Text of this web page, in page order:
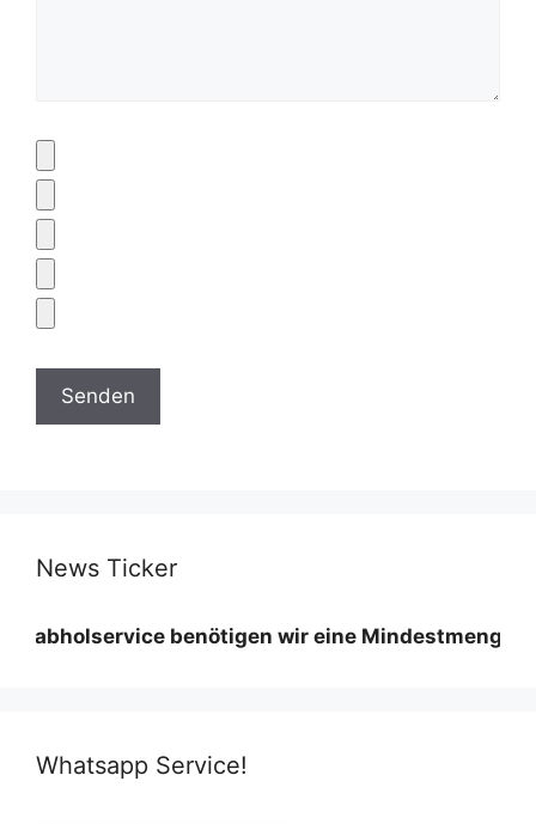
News Ticker
benötigen wir eine Mindestmenge diese
Whatsapp Service!